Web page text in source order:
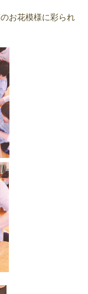
お花模様に彩られ